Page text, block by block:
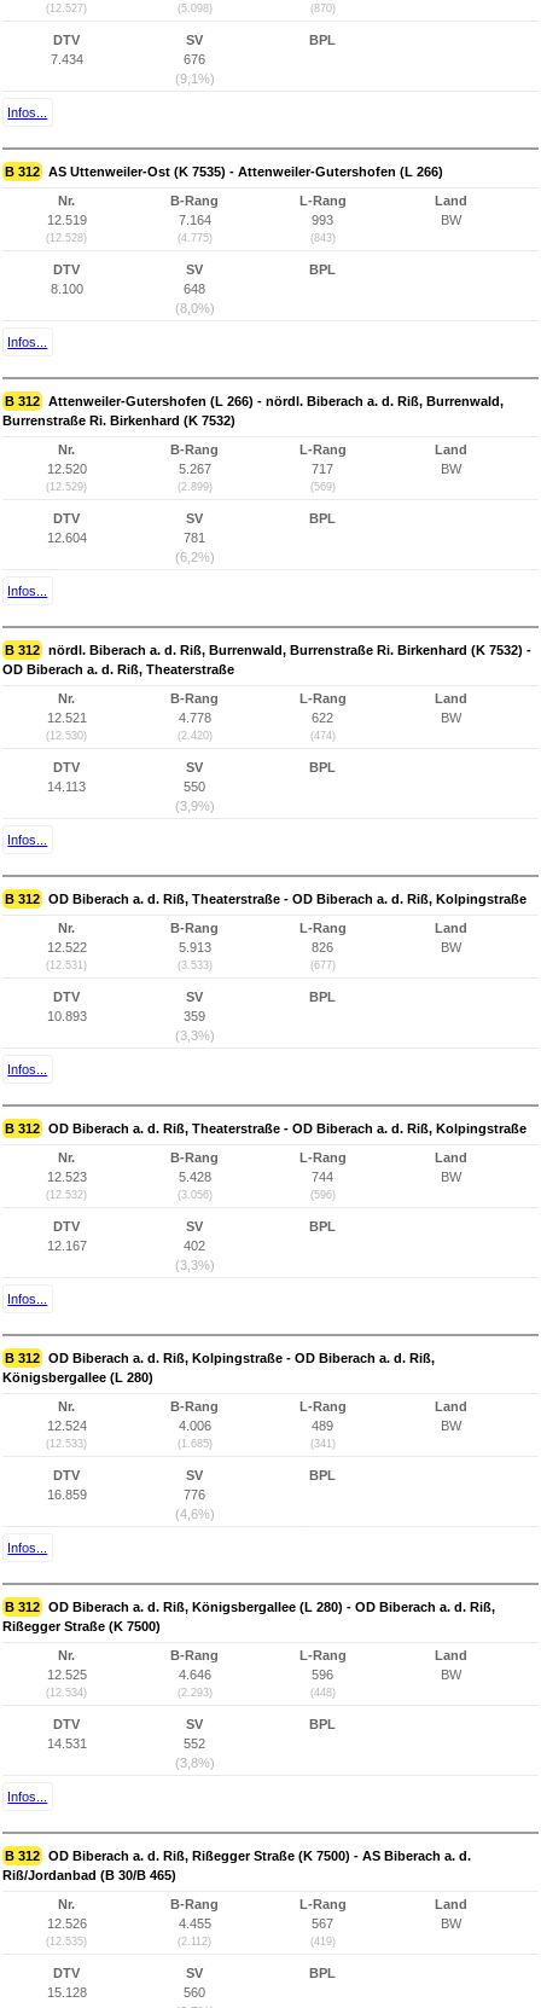
(12.527) (5.098) (870)
DTV
7.434
SV
676
(9,1%)
BPL
Infos...
B 312 AS Uttenweiler-Ost (K 7535) - Attenweiler-Gutershofen (L 266)
Nr.
12.519
(12.528)
B-Rang
7.164
(4.775)
L-Rang
993
(843)
Land
BW
DTV
8.100
SV
648
(8,0%)
BPL
Infos...
B 312 Attenweiler-Gutershofen (L 266) - nördl. Biberach a. d. Riß, Burrenwald,
Burrenstraße Ri. Birkenhard (K 7532)
Nr.
12.520
(12.529)
B-Rang
5.267
(2.899)
L-Rang
717
(569)
Land
BW
DTV
12.604
SV
781
(6,2%)
BPL
Infos...
B 312 nördl. Biberach a. d. Riß, Burrenwald, Burrenstraße Ri. Birkenhard (K 7532) -
OD Biberach a. d. Riß, Theaterstraße
Nr.
12.521
(12.530)
B-Rang
4.778
(2.420)
L-Rang
622
(474)
Land
BW
DTV
14.113
SV
550
(3,9%)
BPL
Infos...
B 312 OD Biberach a. d. Riß, Theaterstraße - OD Biberach a. d. Riß, Kolpingstraße
Nr.
12.522
(12.531)
B-Rang
5.913
(3.533)
L-Rang
826
(677)
Land
BW
DTV
10.893
SV
359
(3,3%)
BPL
Infos...
B 312 OD Biberach a. d. Riß, Theaterstraße - OD Biberach a. d. Riß, Kolpingstraße
Nr.
12.523
(12.532)
B-Rang
5.428
(3.056)
L-Rang
744
(596)
Land
BW
DTV
12.167
SV
402
(3,3%)
BPL
Infos...
B 312 OD Biberach a. d. Riß, Kolpingstraße - OD Biberach a. d. Riß,
Königsbergallee (L 280)
Nr.
12.524
(12.533)
B-Rang
4.006
(1.685)
L-Rang
489
(341)
Land
BW
DTV
16.859
SV
776
(4,6%)
BPL
Infos...
B 312 OD Biberach a. d. Riß, Königsbergallee (L 280) - OD Biberach a. d. Riß,
Rißegger Straße (K 7500)
Nr.
12.525
(12.534)
B-Rang
4.646
(2.293)
L-Rang
596
(448)
Land
BW
DTV
14.531
SV
552
(3,8%)
BPL
Infos...
B 312 OD Biberach a. d. Riß, Rißegger Straße (K 7500) - AS Biberach a. d.
Riß/Jordanbad (B 30/B 465)
Nr.
12.526
(12.535)
B-Rang
4.455
(2.112)
L-Rang
567
(419)
Land
BW
DTV
15.128
SV
560
BPL